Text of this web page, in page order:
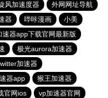
风加速度器
外网网址导航
器 哔咔漫画
小美
速器app下载官网最新版
极光aurora加速器
加速器
器app
猴王加速器
官网ios
vp加速器官网